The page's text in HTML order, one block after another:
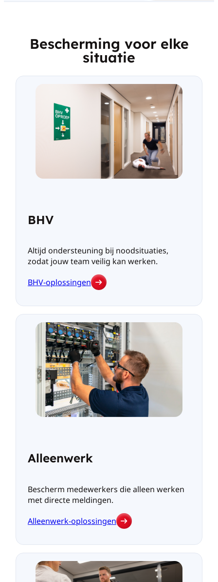
Bescherming voor elke
situatie
BHV
Altijd ondersteuning bij noodsituaties,
zodat jouw team veilig kan werken.
BHV-oplossingen
Alleenwerk
Bescherm medewerkers die alleen werken
met directe meldingen.
Alleenwerk-oplossingen